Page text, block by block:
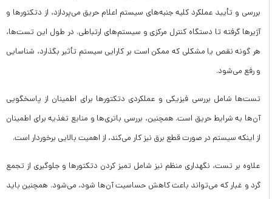
بررسی و تأیید عملکرد کلیه جنبه‌های سیستم اعلام حریق می‌پردازد، از دتکتورها و
آژیرها گرفته تا دستگاه کنترل مرکزی و سیستم‌های ارتباطی. در طول این تست‌ها،
هر گونه نقص یا مشکلی که ممکن است بر کارایی سیستم تأثیر بگذارد، شناسایی
و رفع می‌شود.
تست‌ها شامل بررسی فیزیکی و عملکردی دتکتورها برای اطمینان از پاسخگویی
آن‌ها به شرایط حریق است. همچنین، بررسی باتری‌ها و منابع تغذیه برای اطمینان
از اینکه سیستم در صورت قطع برق نیز کار می‌کند، از اهمیت بالایی برخوردار است.
علاوه بر تست، نگهداری منظم نیز شامل تمیز کردن دتکتورها و جلوگیری از تجمع
گرد و غبار که می‌تواند باعث کاهش حساسیت آن‌ها شود، می‌شود. همچنین باید